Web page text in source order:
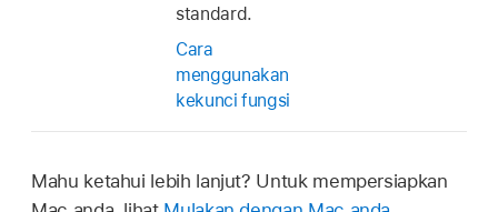
standard.
Cara
menggunakan
kekunci fungsi
Mahu ketahui lebih lanjut? Untuk mempersiapkan